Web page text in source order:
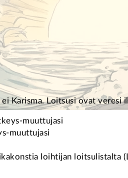
ei Karisma. Loitsusi ovat veresi
muuttujasi
muuttujasi
loihtijan loitsulistalta